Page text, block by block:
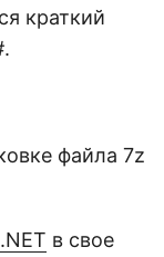
краткий
файла 7z
в свое